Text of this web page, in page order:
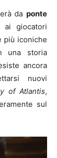
da ponte
ai giocatori
più iconiche
una storia
ancora
nuovi
of Atlantis,
sul